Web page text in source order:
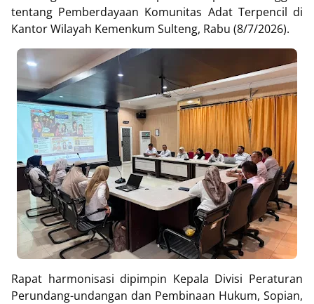
tentang Pemberdayaan Komunitas Adat Terpencil di
Kantor Wilayah Kemenkum Sulteng, Rabu (8/7/2026).
Rapat harmonisasi dipimpin Kepala Divisi Peraturan
Perundang-undangan dan Pembinaan Hukum, Sopian,